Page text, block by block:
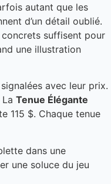
autant que les
d’un détail oublié.
concrets suffisent pour
une illustration
avec leur prix.
La Tenue Élégante
115 $. Chaque tenue